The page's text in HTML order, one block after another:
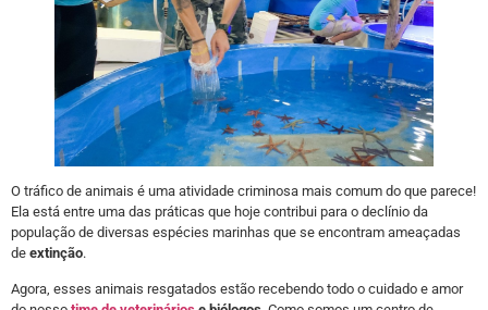
O tráfico de animais é uma atividade criminosa mais comum do que parece!
Ela está entre uma das práticas que hoje contribui para o declínio da
população de diversas espécies marinhas que se encontram ameaçadas
de extinção.
Agora, esses animais resgatados estão recebendo todo o cuidado e amor